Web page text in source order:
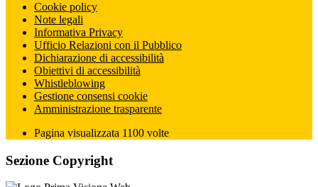
Cookie policy
Note legali
Informativa Privacy
Ufficio Relazioni con il Pubblico
Dichiarazione di accessibilità
Obiettivi di accessibilità
Whistleblowing
Gestione consensi cookie
Amministrazione trasparente
Pagina visualizzata 1100 volte
Sezione Copyright